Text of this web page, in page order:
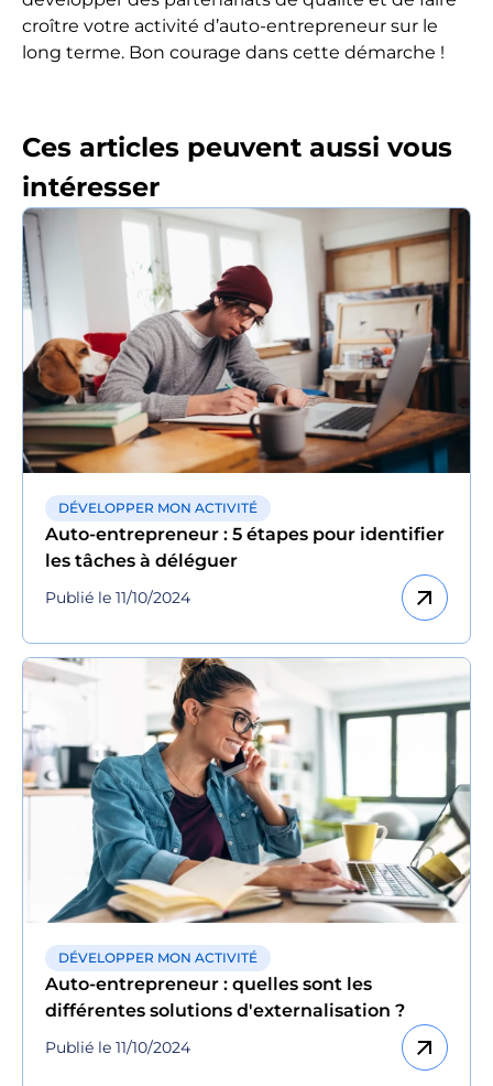
croître votre activité d’auto-entrepreneur sur le
long terme. Bon courage dans cette démarche !
Ces articles peuvent aussi vous
intéresser
DÉVELOPPER MON ACTIVITÉ
Auto-entrepreneur : 5 étapes pour identifier
les tâches à déléguer
Publié le 11/10/2024 arrow_outward
DÉVELOPPER MON ACTIVITÉ
Auto-entrepreneur : quelles sont les
différentes solutions d'externalisation ?
Publié le 11/10/2024 arrow_outward